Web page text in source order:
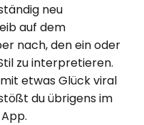
neu
auf dem
nach, den ein oder
zu interpretieren.
etwas Glück viral
du übrigens im